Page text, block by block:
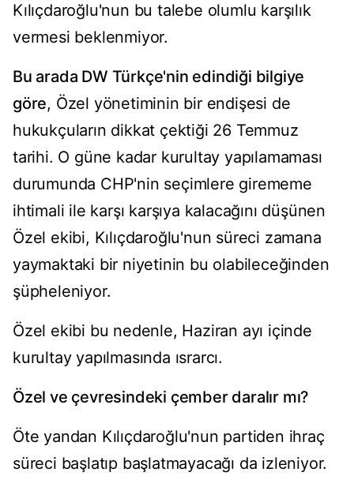
Kılıçdaroğlu'nun bu talebe olumlu karşılık
vermesi beklenmiyor.
Bu arada DW Türkçe'nin edindiği bilgiye
göre, Özel yönetiminin bir endişesi de
hukukçuların dikkat çektiği 26 Temmuz
tarihi. O güne kadar kurultay yapılamaması
durumunda CHP'nin seçimlere girememe
ihtimali ile karşı karşıya kalacağını düşünen
Özel ekibi, Kılıçdaroğlu'nun süreci zamana
yaymaktaki bir niyetinin bu olabileceğinden
şüpheleniyor.
Özel ekibi bu nedenle, Haziran ayı içinde
kurultay yapılmasında ısrarcı.
Özel ve çevresindeki çember daralır mı?
Öte yandan Kılıçdaroğlu'nun partiden ihraç
süreci başlatıp başlatmayacağı da izleniyor.